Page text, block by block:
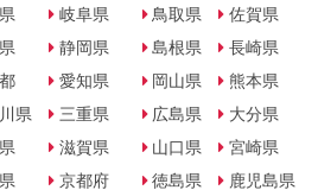
県
岐阜県
静岡県
愛知県
三重県
滋賀県
京都府
鳥取県
島根県
岡山県
広島県
山口県
徳島県
佐賀県
長崎県
熊本県
大分県
宮崎県
鹿児島県